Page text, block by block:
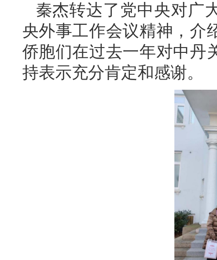
秦杰转达了党中央对广
央外事工作会议精神，介
侨胞们在过去一年对中丹
持表示充分肯定和感谢。